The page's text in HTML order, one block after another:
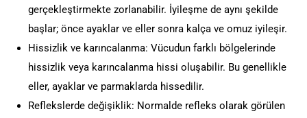
gerçekleştirmekte zorlanabilir. İyileşme de aynı şekilde
başlar; önce ayaklar ve eller sonra kalça ve omuz iyileşir.
Hissizlik ve karıncalanma: Vücudun farklı bölgelerinde
hissizlik veya karıncalanma hissi oluşabilir. Bu genellikle
eller, ayaklar ve parmaklarda hissedilir.
Reflekslerde değişiklik: Normalde refleks olarak görülen